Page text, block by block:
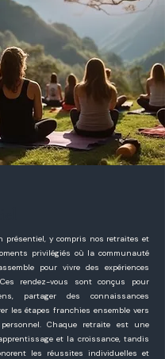
présentiel, y compris nos retraites et
privilégiés où la communauté
pour vivre des expériences
rendez-vous sont conçus pour
partager des connaissances
les étapes franchies ensemble vers
personnel. Chaque retraite est une
et la croissance, tandis
les réussites individuelles et